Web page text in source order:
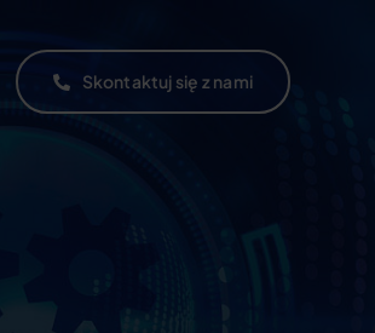
Skontaktuj się z nami